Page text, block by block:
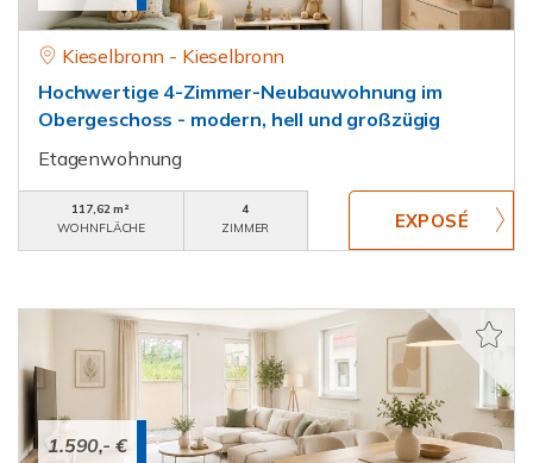
Kieselbronn - Kieselbronn
Hochwertige 4-Zimmer-Neubauwohnung im
Obergeschoss - modern, hell und großzügig
Etagenwohnung
117,62 m²
WOHNFLÄCHE
4
ZIMMER
1.590,- €